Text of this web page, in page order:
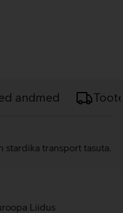
andmed
transport tasuta.
Liidus